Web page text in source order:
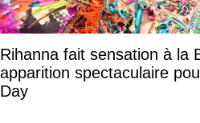
Rihanna fait sensation à la
apparition spectaculaire
Day